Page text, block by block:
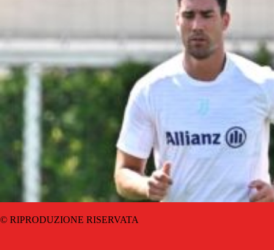
© RIPRODUZIONE RISERVATA